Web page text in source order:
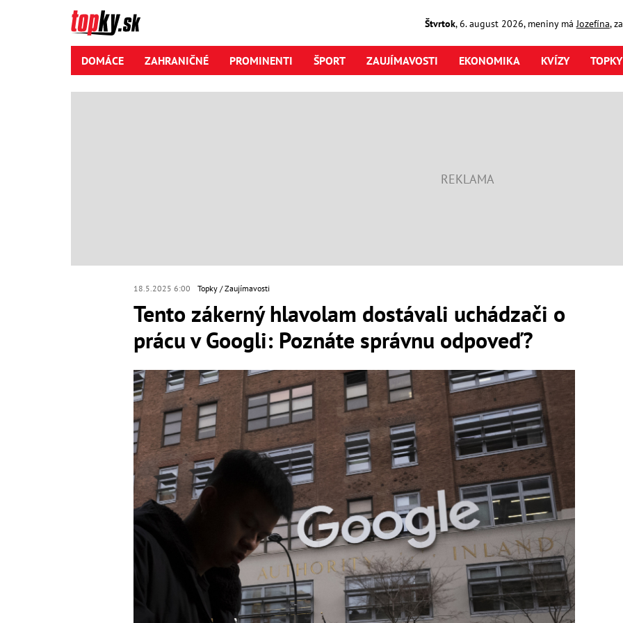
Štvrtok,6. august2026, meniny má Jozefína,
DOMÁCE ZAHRANIČNÉ PROMINENTI ŠPORT ZAUJÍMAVOSTI EKONOMIKA KVÍZY
18.5.2025 6:00 Topky Zaujímavosti
Tento zákerný hlavolam dostávali uchádzači o
prácu v Googli: Poznáte správnu odpoveď?